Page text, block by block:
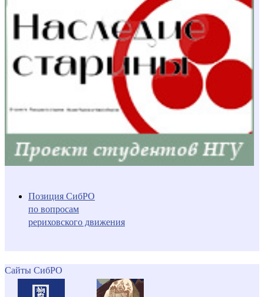
Позиция СибРО
по вопросам
рериховского движения
Сайты СибРО